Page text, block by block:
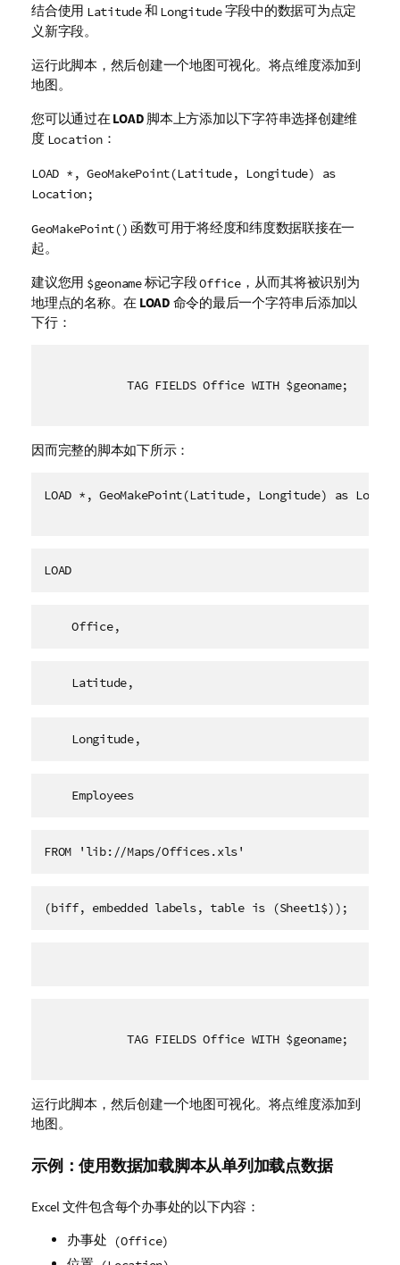
结合使用 Latitude和 Longitude字段中的数据可为点定
义新字段。
运行此脚本，然后创建一个地图可视化。将点维度添加到
地图。
您可以通过在 LOAD 脚本上方添加以下字符串选择创建维
度 Location：
LOAD *, GeoMakePoint(Latitude, Longitude) as
Location;
GeoMakePoint() 函数可用于将经度和纬度数据联接在一
起。
建议您用 $geoname标记字段Office，从而其将被识别为
地理点的名称。在 LOAD 命令的最后一个字符串后添加以
下行：
TAG FIELDS Office WITH $geoname;
因而完整的脚本如下所示：
LOAD *, GeoMakePoint(Latitude, Longitude) as
LOAD
    Office,
    Latitude,
    Longitude,
    Employees
FROM 'lib://Maps/Offices.xls'
(biff, embedded labels, table is (Sheet1$));
TAG FIELDS Office WITH $geoname;
运行此脚本，然后创建一个地图可视化。将点维度添加到
地图。
示例：使用数据加载脚本从单列加载点数据
Excel 文件包含每个办事处的以下内容：
办事处 (Office)